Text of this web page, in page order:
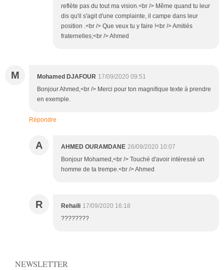
reflète pas du tout ma vision.<br /> Même quand tu leur
dis qu'il s'agit d'une complainte, il campe dans leur
position .<br /> Que veux tu y faire !<br /> Amitiés
fraternelles;<br /> Ahmed
M Mohamed DJAFOUR 17/09/2020 09:51
Bonjour Ahmed,<br /> Merci pour ton magnifique texte à prendre
en exemple.
Répondre
A AHMED OURAMDANE 26/09/2020 10:07
Bonjour Mohamed,<br /> Touché d'avoir intéressé un
homme de ta trempe.<br /> Ahmed
R Rehaili 17/09/2020 16:18
????????
NEWSLETTER